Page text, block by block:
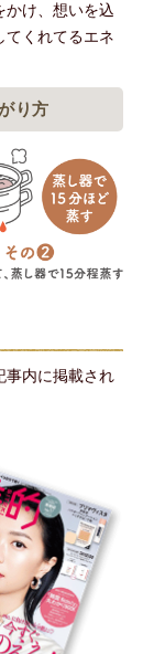
かけ、想いを込
てくれてるエネ
り方
事内に掲載され